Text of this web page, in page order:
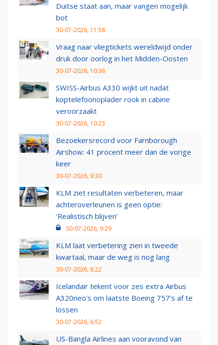
Duitse staat aan, maar vangen mogelijk
bot
30-07-2026, 11:58
Vraag naar vliegtickets wereldwijd onder
druk door oorlog in het Midden-Oosten
30-07-2026, 10:36
SWISS-Airbus A330 wijkt uit nadat
koptelefoonoplader rook in cabine
veroorzaakt
30-07-2026, 10:23
Bezoekersrecord voor Farnborough
Airshow: 41 procent meer dan de vorige
keer
30-07-2026, 9:30
KLM ziet resultaten verbeteren, maar
achteroverleunen is geen optie:
‘Realistisch blijven’
30-07-2026, 9:29
KLM laat verbetering zien in tweede
kwartaal, maar de weg is nog lang
30-07-2026, 8:22
Icelandair tekent voor zes extra Airbus
A320neo's om laatste Boeing 757's af te
lossen
30-07-2026, 6:52
US-Bangla Airlines aan vooravond van